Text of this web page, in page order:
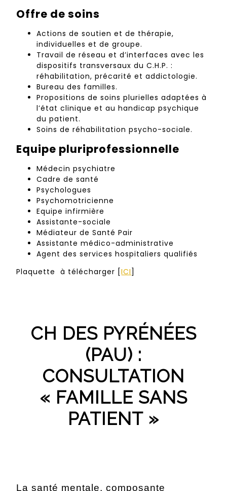
Offre de soins
Actions de soutien et de thérapie,
individuelles et de groupe.
Travail de réseau et d’interfaces avec les
dispositifs transversaux du C.H.P. :
réhabilitation, précarité et addictologie.
Bureau des familles.
Propositions de soins plurielles adaptées à
l’état clinique et au handicap psychique
du patient.
Soins de réhabilitation psycho-sociale.
Equipe pluriprofessionnelle
Médecin psychiatre
Cadre de santé
Psychologues
Psychomotricienne
Equipe infirmière
Assistante-sociale
Médiateur de Santé Pair
Assistante médico-administrative
Agent des services hospitaliers qualifiés
Plaquette à télécharger [ICI]
CH DES PYRÉNÉES
(PAU) :
CONSULTATION
« FAMILLE SANS
PATIENT »
La santé mentale, composante